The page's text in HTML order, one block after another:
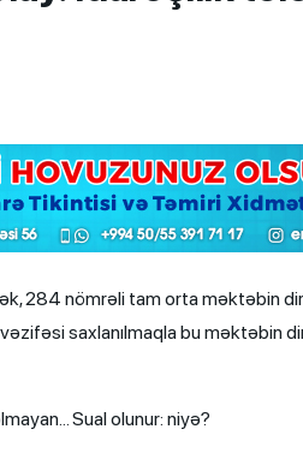
284 nömrəli tam orta məktəbin
saxlanılmaqla bu məktəbin
Sual olunur: niyə?